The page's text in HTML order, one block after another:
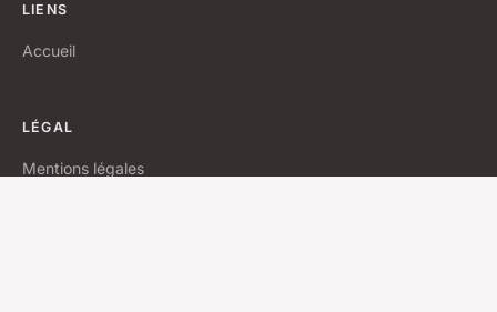
LIENS
Accueil
LÉGAL
Mentions légales